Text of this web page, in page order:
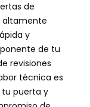
de
altamente
y
de tu
revisiones
técnica es
tu puerta y